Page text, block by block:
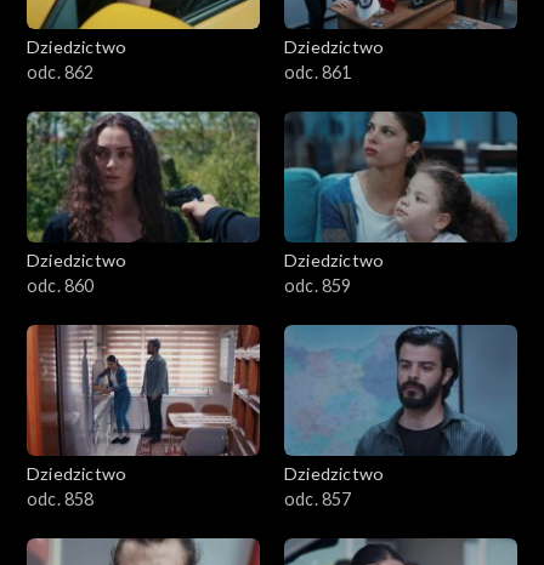
Dziedzictwo
odc. 862
Dziedzictwo
odc. 861
Dziedzictwo
odc. 860
Dziedzictwo
odc. 859
Dziedzictwo
odc. 858
Dziedzictwo
odc. 857